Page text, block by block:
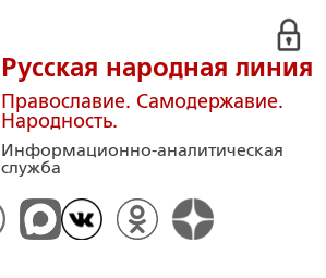
Русская народная линия
Православие. Самодержавие.
Народность.
Информационно-аналитическая
служба